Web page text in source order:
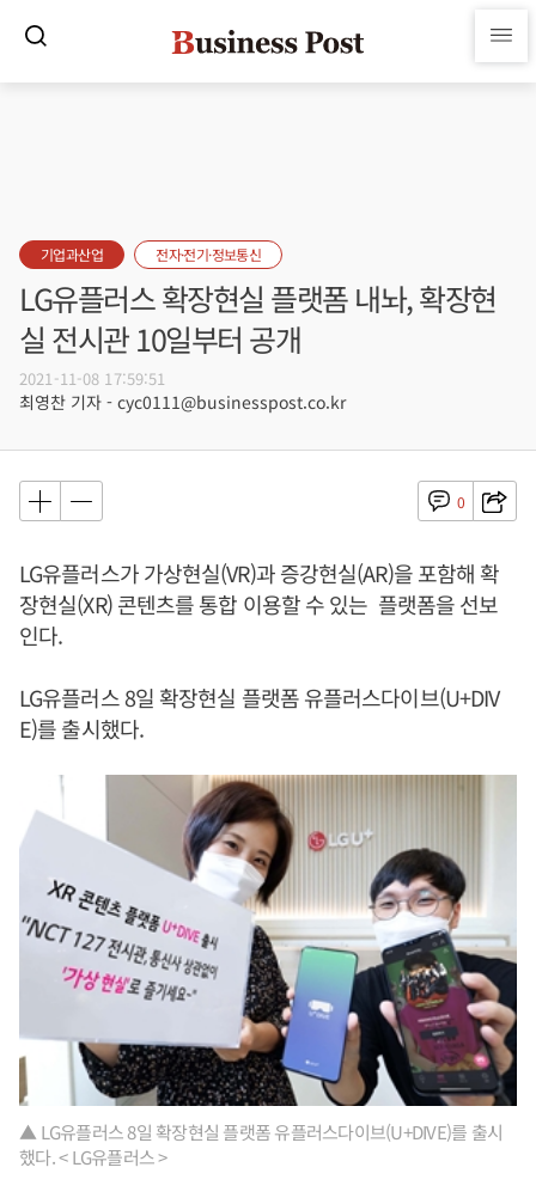
기업과산업 전자·전기·정보통신
LG유플러스 확장현실 플랫폼 내놔, 확장현
실 전시관 10일부터 공개
2021-11-08 17:59:51
최영찬 기자 - cyc0111@businesspost.co.kr
0
LG유플러스가 가상현실(VR)과 증강현실(AR)을 포함해 확
장현실(XR) 콘텐츠를 통합 이용할 수 있는 플랫폼을 선보
인다.
LG유플러스 8일 확장현실 플랫폼 유플러스다이브(U+DIV
E)를 출시했다.
▲ LG유플러스 8일 확장현실 플랫폼 유플러스다이브(U+DIVE)를 출시
했다. < LG유플러스 >